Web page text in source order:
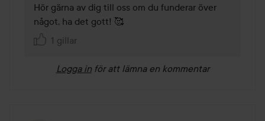
Hör gärna av dig till oss om du funderar över
något, ha det gott! 🥰
1 gillar
Logga in för att lämna en kommentar